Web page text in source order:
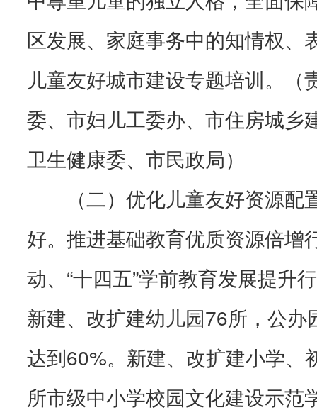
区发展、家庭事务中的知情权、
儿童友好城市建设专题培训。（
委、市妇儿工委办、市住房城乡
卫生健康委、市民政局）
（二）优化儿童友好资源
好。推进基础教育优质资源倍增
动、“十四五”学前教育发展提升
新建、改扩建幼儿园76所，公办
达到60%。新建、改扩建小学、
所市级中小学校园文化建设示范